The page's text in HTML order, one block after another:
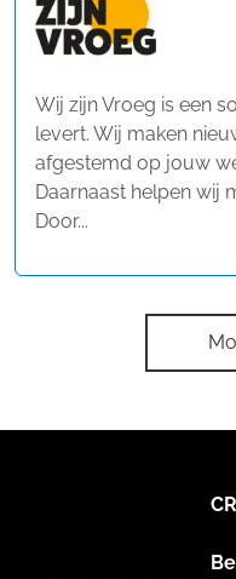
Wij zijn Vroeg is een
levert. Wij maken
afgestemd op jouw
Daarnaast helpen wij
Door...